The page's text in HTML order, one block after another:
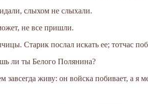
слыхом не слыхали.
не все пришли.
Старик послал искать ее; тотчас
ли ты Белого Полянина?
завсегда живу: он войска побивает, а я